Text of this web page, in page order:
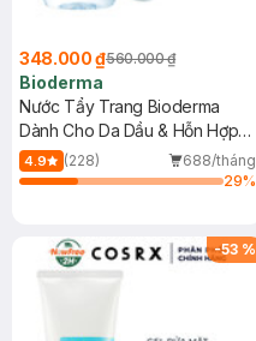
348.000 ₫560.000 ₫
Bioderma
Nước Tẩy Trang Bioderma
Dành Cho Da Dầu & Hỗn Hợp
500ml
4.9 (228)
688/tháng
29%
-53 %